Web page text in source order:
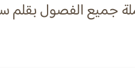
جميع الفصول